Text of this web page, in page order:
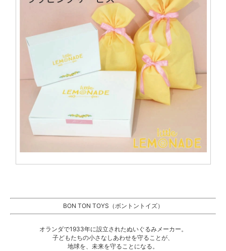
BON TON TOYS（ボントントイズ）
オランダで1933年に設立されたぬいぐるみメーカー。
子どもたちの小さなしあわせを守ることが、
地球を、未来を守ることになる。